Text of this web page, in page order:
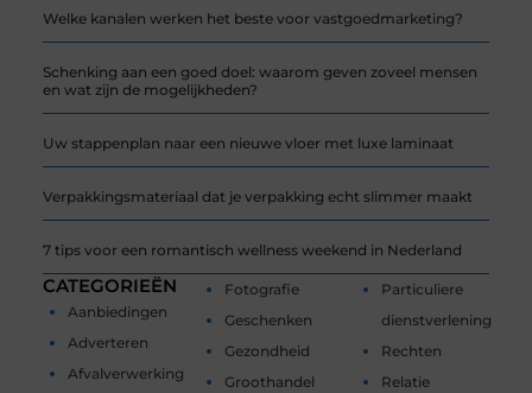
Welke kanalen werken het beste voor vastgoedmarketing?
Schenking aan een goed doel: waarom geven zoveel mensen
en wat zijn de mogelijkheden?
Uw stappenplan naar een nieuwe vloer met luxe laminaat
Verpakkingsmateriaal dat je verpakking echt slimmer maakt
7 tips voor een romantisch wellness weekend in Nederland
CATEGORIEËN
Aanbiedingen
Adverteren
Afvalverwerking
Fotografie
Geschenken
Gezondheid
Groothandel
Particuliere
dienstverlening
Rechten
Relatie